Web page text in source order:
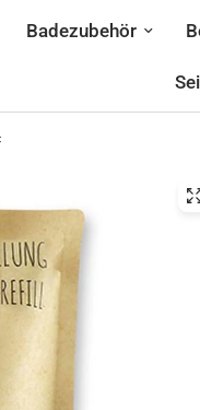
Badezubehör